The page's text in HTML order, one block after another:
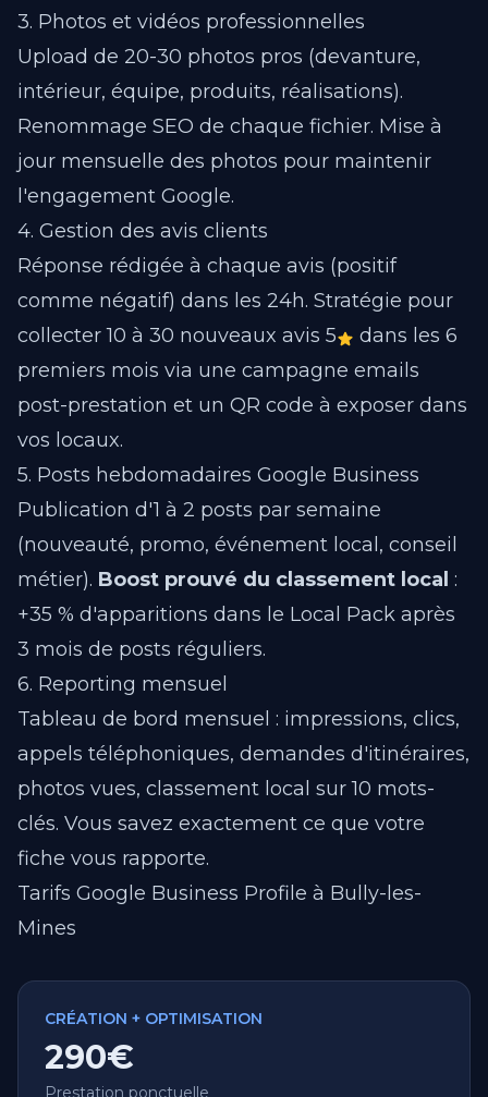
3. Photos et vidéos professionnelles
Upload de 20-30 photos pros (devanture,
intérieur, équipe, produits, réalisations).
Renommage SEO de chaque fichier. Mise à
jour mensuelle des photos pour maintenir
l'engagement Google.
4. Gestion des avis clients
Réponse rédigée à chaque avis (positif
comme négatif) dans les 24h. Stratégie pour
collecter 10 à 30 nouveaux avis 5
dans les 6
premiers mois via une campagne emails
post-prestation et un QR code à exposer dans
vos locaux.
5. Posts hebdomadaires Google Business
Publication d'1 à 2 posts par semaine
(nouveauté, promo, événement local, conseil
métier). Boost prouvé du classement local :
+35 % d'apparitions dans le Local Pack après
3 mois de posts réguliers.
6. Reporting mensuel
Tableau de bord mensuel : impressions, clics,
appels téléphoniques, demandes d'itinéraires,
photos vues, classement local sur 10 mots-
clés. Vous savez exactement ce que votre
fiche vous rapporte.
Tarifs Google Business Profile à Bully-les-
Mines
CRÉATION + OPTIMISATION
290€
Prestation ponctuelle